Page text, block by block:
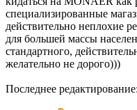
специализированные
действительно неплохие
для большей массы
стандартного,
желательно не дорого)))
Последнее редактирование: